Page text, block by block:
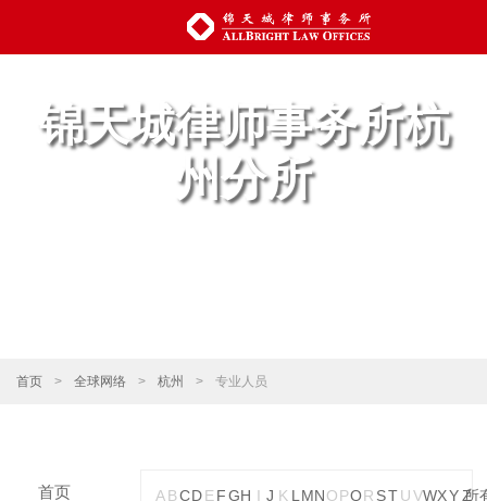
锦天城律师事务所杭
州分所
首页 > 全球网络 > 杭州 > 专业人员
首页 ABCDE FGH I J K L MNOPQR STUVWXYZ
所